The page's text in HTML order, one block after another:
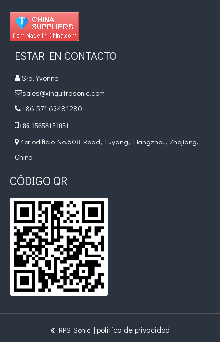
ESTAR EN CONTACTO
 Sra. Yvonne
sales@xingultrasonic.com
 +86 571 63481280
+86 15658151051
 1er edificio No.608 Road, Fuyang, Hangzhou, Zhejiang,
China
CÓDIGO QR
© RPS-Sonic | política de privacidad